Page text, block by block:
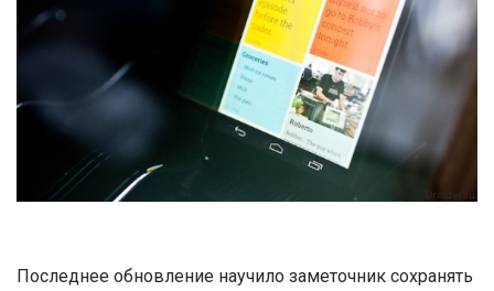
Последнее обновление научило заметочник сохранять